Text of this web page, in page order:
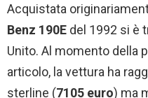
Acquistata
Benz 190E del 1992 si è
Unito. Al momento della
articolo, la vettura ha
sterline (7105 euro) ma